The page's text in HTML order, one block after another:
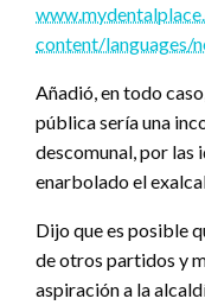
content/languages/
Añadió, en todo
pública sería una
descomunal, por las
enarbolado el
Dijo que es posible
de otros partidos y
aspiración a la